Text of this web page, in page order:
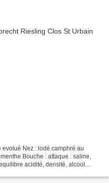
Nez : iodé camphré au
Bouche : attaque : saline,
acidité, densité, alcool